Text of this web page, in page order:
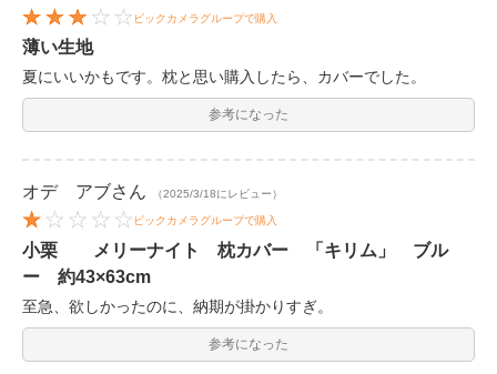
ビックカメラグループで購入
薄い生地
夏にいいかもです。枕と思い購入したら、カバーでした。
参考になった
オデ アブさん （2025/3/18にレビュー）
ビックカメラグループで購入
小栗 メリーナイト 枕カバー 「キリム」 ブル
ー 約43×63cm
至急、欲しかったのに、納期が掛かりすぎ。
参考になった